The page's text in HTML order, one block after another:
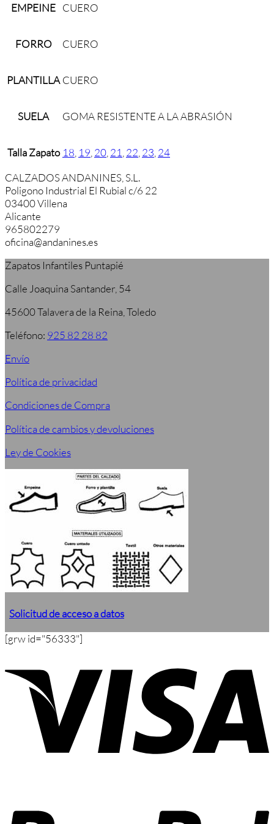
EMPEINE CUERO
FORRO CUERO
PLANTILLA CUERO
SUELA GOMA RESISTENTE A LA ABRASIÓN
Talla Zapato 18 19 20 21 22 23 24
CALZADOS ANDANINES, S.L.
Poligono Industrial El Rubial c/6 22
03400 Villena
Alicante
965802279
oficina@andanines.es
Zapatos Infantiles Puntapié
Calle Joaquina Santander, 54
45600 Talavera de la Reina, Toledo
Teléfono: 925 82 28 82
Envío
Política de privacidad
Condiciones de Compra
Política de cambios y devoluciones
Ley de Cookies
Solicitud de acceso a datos
[grw id="56333"]